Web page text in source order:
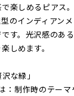
楽しめるピアス
のインディアン
す。光沢感のあ
しめます。
な緑」
制作時のテーマ